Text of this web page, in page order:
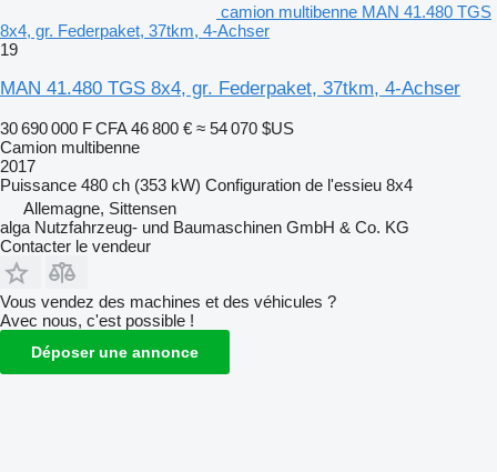
camion multibenne MAN 41.480 TGS
8x4, gr. Federpaket, 37tkm, 4-Achser
19
MAN 41.480 TGS 8x4, gr. Federpaket, 37tkm, 4-Achser
30 690 000 F CFA 46 800 € ≈ 54 070 $US
Camion multibenne
2017
Puissance 480 ch (353 kW) Configuration de l'essieu 8x4
Allemagne, Sittensen
alga Nutzfahrzeug- und Baumaschinen GmbH & Co. KG
Contacter le vendeur
Vous vendez des machines et des véhicules ?
Avec nous, c'est possible !
Déposer une annonce